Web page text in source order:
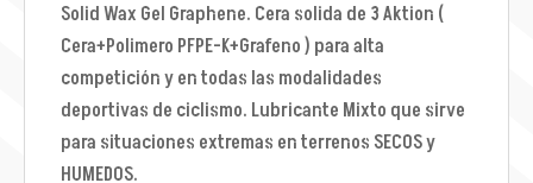
Solid Wax Gel Graphene. Cera solida de 3 Aktion (
Cera+Polimero PFPE-K+Grafeno ) para alta
competición y en todas las modalidades
deportivas de ciclismo. Lubricante Mixto que sirve
para situaciones extremas en terrenos SECOS y
HUMEDOS.